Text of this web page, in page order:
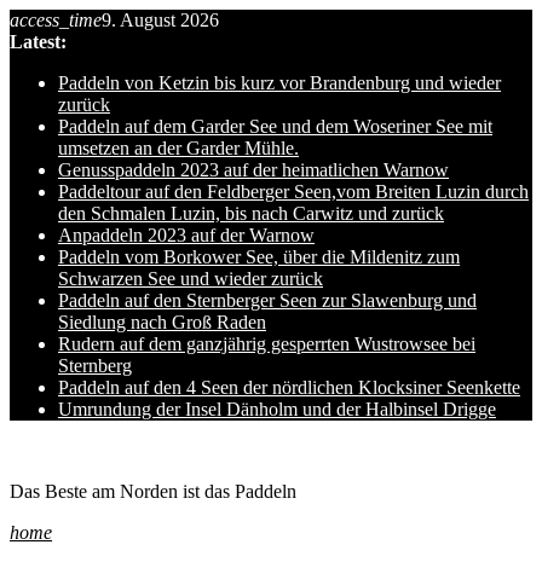
Skip
to
content
access_time9. August 2026
Latest:
Paddeln von Ketzin bis kurz vor Brandenburg und wieder
zurück
Paddeln auf dem Garder See und dem Woseriner See mit
umsetzen an der Garder Mühle.
Genusspaddeln 2023 auf der heimatlichen Warnow
Paddeltour auf den Feldberger Seen,vom Breiten Luzin durch
den Schmalen Luzin, bis nach Carwitz und zurück
Anpaddeln 2023 auf der Warnow
Paddeln vom Borkower See, über die Mildenitz zum
Schwarzen See und wieder zurück
Paddeln auf den Sternberger Seen zur Slawenburg und
Siedlung nach Groß Raden
Rudern auf dem ganzjährig gesperrten Wustrowsee bei
Sternberg
Paddeln auf den 4 Seen der nördlichen Klocksiner Seenkette
Umrundung der Insel Dänholm und der Halbinsel Drigge
Das Beste am Norden ist das Paddeln
home